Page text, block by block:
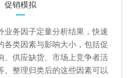
促销模拟
业务因子定量分析结果，快速
各类因素与影响大小，包括促
、供应缺货、市场上竞争者活
。整理归类后的这些因素可以